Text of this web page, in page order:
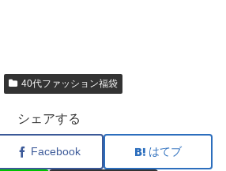
40代ファッション福袋
シェアする
Facebook はてブ